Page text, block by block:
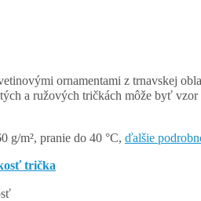
ornamentami z trnavskej
a ružových tričkách môže byť
g/m², pranie do 40 °C, ďalšie
trička